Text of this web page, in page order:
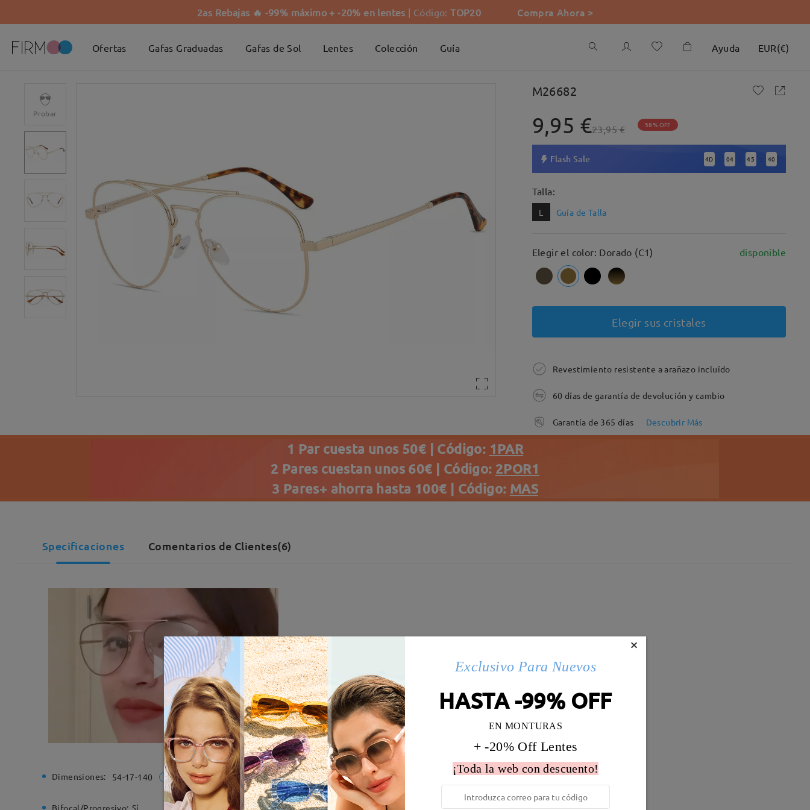
2as Rebajas 🔥 -99% máximo + -20% en lentes | Código:TOP20 Compra Ahora >
Ofertas Gafas Graduadas Gafas de Sol Lentes Colección Guía Ayuda EUR(€)
Probar
M26682
9,95 €23,95 € 58% OFF
Flash Sale 4D : 04 : 45 : 39
Talla:
L Guía de Talla
Elegir el color: Dorado (C1) disponible
Elegir sus cristales
Revestimiento resistente a arañazo incluído
60 días de garantía de devolución y cambio
Garantía de 365 días Descubrir Más
1 Par cuesta unos 50€ | Código: 1PAR
2 Pares cuestan unos 60€ | Código: 2POR1
3 Pares+ ahorra hasta 100€ | Código: MAS
Specificaciones Comentarios de Clientes(6)
Dimensiones: 54-17-140 Ancho de la montura: 136 mm (Largo) Diametro de lentes: 58 mm Peso:
Bifocal/Progresivo: Sí Bisagra de resorte: Sí Material de la montura: Metal
×
Exclusivo Para Nuevos
HASTA -99% OFF
EN MONTURAS
+ -20% Off Lentes
¡Toda la web con descuento!